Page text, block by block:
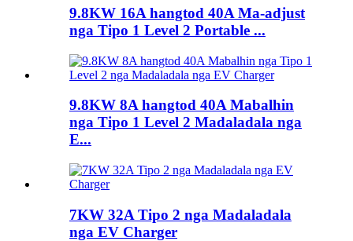
9.8KW 16A hangtod 40A Ma-adjust
nga Tipo 1 Level 2 Portable ...
9.8KW 8A hangtod 40A Mabalhin
nga Tipo 1 Level 2 Madaladala nga
E...
7KW 32A Tipo 2 nga Madaladala
nga EV Charger